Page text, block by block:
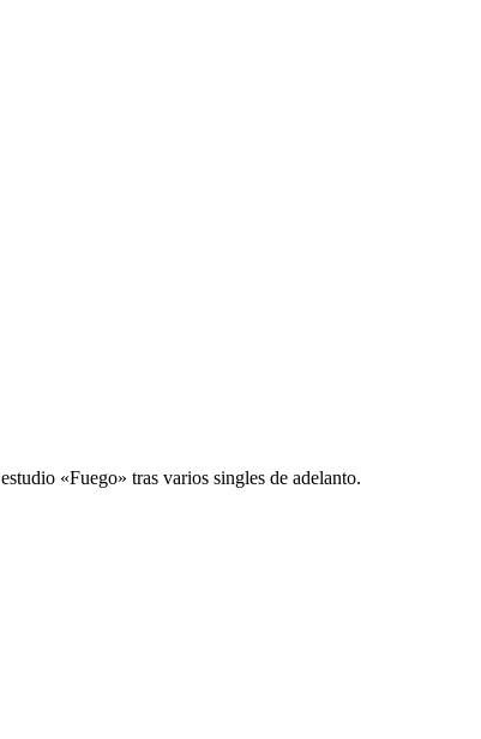
«Fuego» tras varios singles de adelanto.